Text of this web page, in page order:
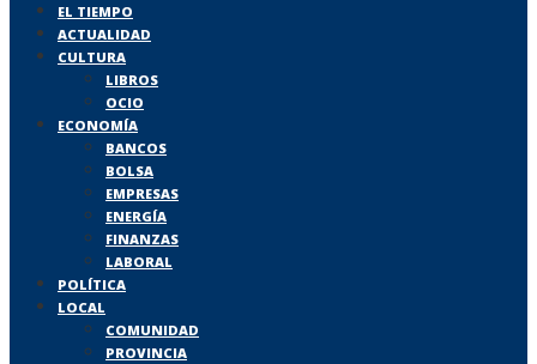
EL TIEMPO
ACTUALIDAD
CULTURA
LIBROS
OCIO
ECONOMÍA
BANCOS
BOLSA
EMPRESAS
ENERGÍA
FINANZAS
LABORAL
POLÍTICA
LOCAL
COMUNIDAD
PROVINCIA